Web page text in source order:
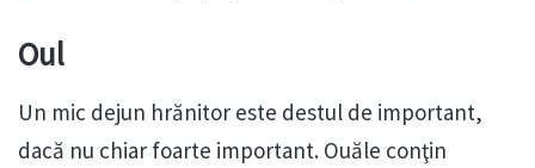
Oul
Un mic dejun hrănitor este destul de important,
dacă nu chiar foarte important. Ouăle conţin